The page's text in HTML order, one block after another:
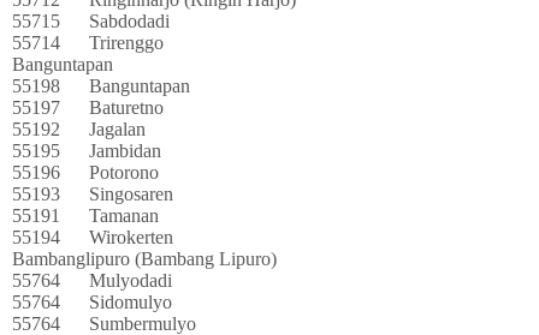
55715
Sabdodadi
55714
Trirenggo
Banguntapan
55198
Banguntapan
55197
Baturetno
55192
Jagalan
55195
Jambidan
55196
Potorono
55193
Singosaren
55191
Tamanan
55194
Wirokerten
Bambanglipuro (Bambang Lipuro)
55764
Mulyodadi
55764
Sidomulyo
55764
Sumbermulyo